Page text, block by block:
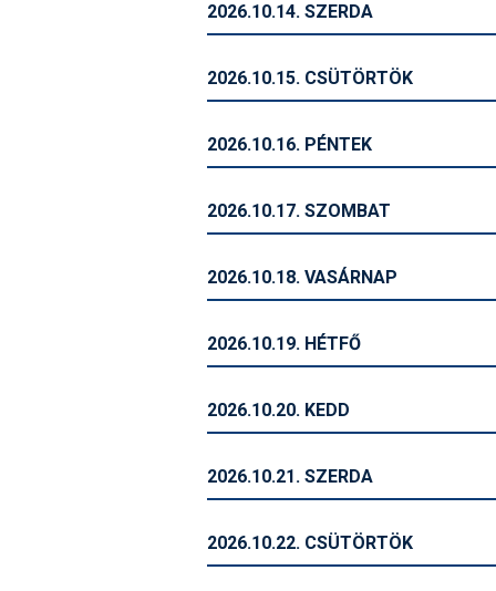
2026.10.14. SZERDA
2026.10.15. CSÜTÖRTÖK
2026.10.16. PÉNTEK
2026.10.17. SZOMBAT
2026.10.18. VASÁRNAP
2026.10.19. HÉTFŐ
2026.10.20. KEDD
2026.10.21. SZERDA
2026.10.22. CSÜTÖRTÖK